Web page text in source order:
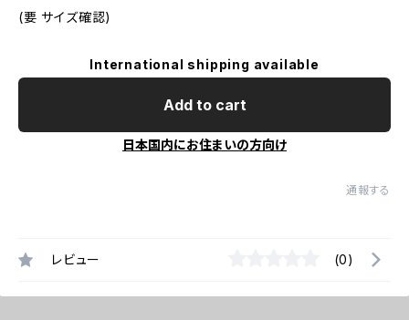
(要 サイズ確認)
International shipping available
Add to cart
日本国内にお住まいの方向け
通報する
レビュー (0)